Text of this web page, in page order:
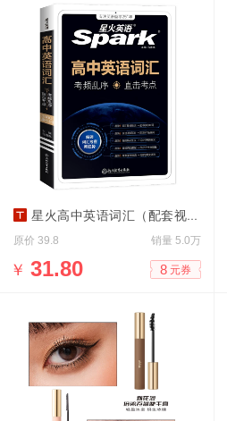
星火高中英语词汇（配套视频课）
原价 39.8 销量 5.0万
￥ 31.80 8 元券